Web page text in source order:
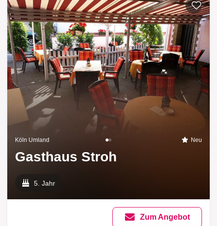
Zur
Köln Umland Neu
Gasthaus Stroh
5. Jahr
Zum Angebot